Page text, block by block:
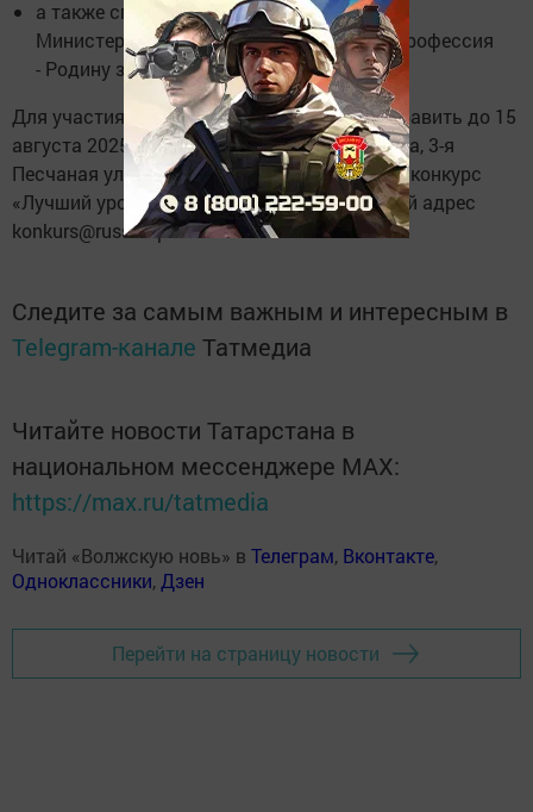
а также специальную номинацию от
Министерства обороны РФ "Есть такая профессия
- Родину защищать".
Для участия в конкурсе работы можно отправить до 15
августа 2025 года по адресу: 125252, Москва, 3-я
Песчаная ул., д. 2А (строка получателя - "На конкурс
«Лучший урок письма»") или на электронный адрес
konkurs@russianpost.ru.
Следите за самым важным и интересным в
Telegram-канале Татмедиа
Читайте новости Татарстана в
национальном мессенджере MАХ:
https://max.ru/tatmedia
Читай «Волжскую новь» в Телеграм, Вконтакте,
Одноклассники, Дзен
Перейти на страницу новости